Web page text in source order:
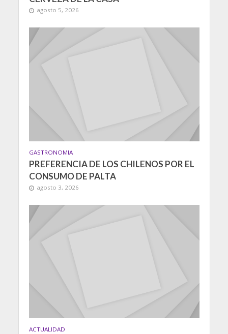
agosto 5, 2026
GASTRONOMIA
PREFERENCIA DE LOS CHILENOS POR EL
CONSUMO DE PALTA
agosto 3, 2026
ACTUALIDAD